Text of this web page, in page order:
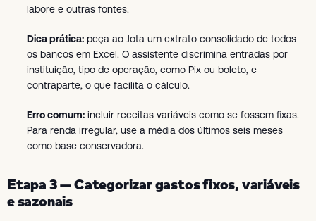
labore e outras fontes.
Dica prática: peça ao Jota um extrato consolidado de todos
os bancos em Excel. O assistente discrimina entradas por
instituição, tipo de operação, como Pix ou boleto, e
contraparte, o que facilita o cálculo.
Erro comum: incluir receitas variáveis como se fossem fixas.
Para renda irregular, use a média dos últimos seis meses
como base conservadora.
Etapa 3 — Categorizar gastos fixos, variáveis
e sazonais